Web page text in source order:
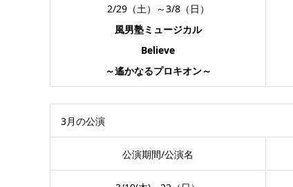
2/29（土）～3/8（日）
風男塾ミュージカル
Believe
～遙かなるプロキオン～
3月の公演
公演期間/公演名